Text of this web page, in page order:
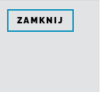
ZAMKNIJ